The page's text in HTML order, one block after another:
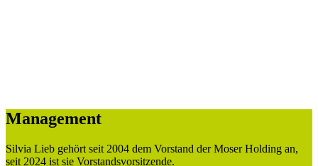
Management
Silvia Lieb gehört seit 2004 dem Vorstand der Moser Holding an,
seit 2024 ist sie Vorstandsvorsitzende.